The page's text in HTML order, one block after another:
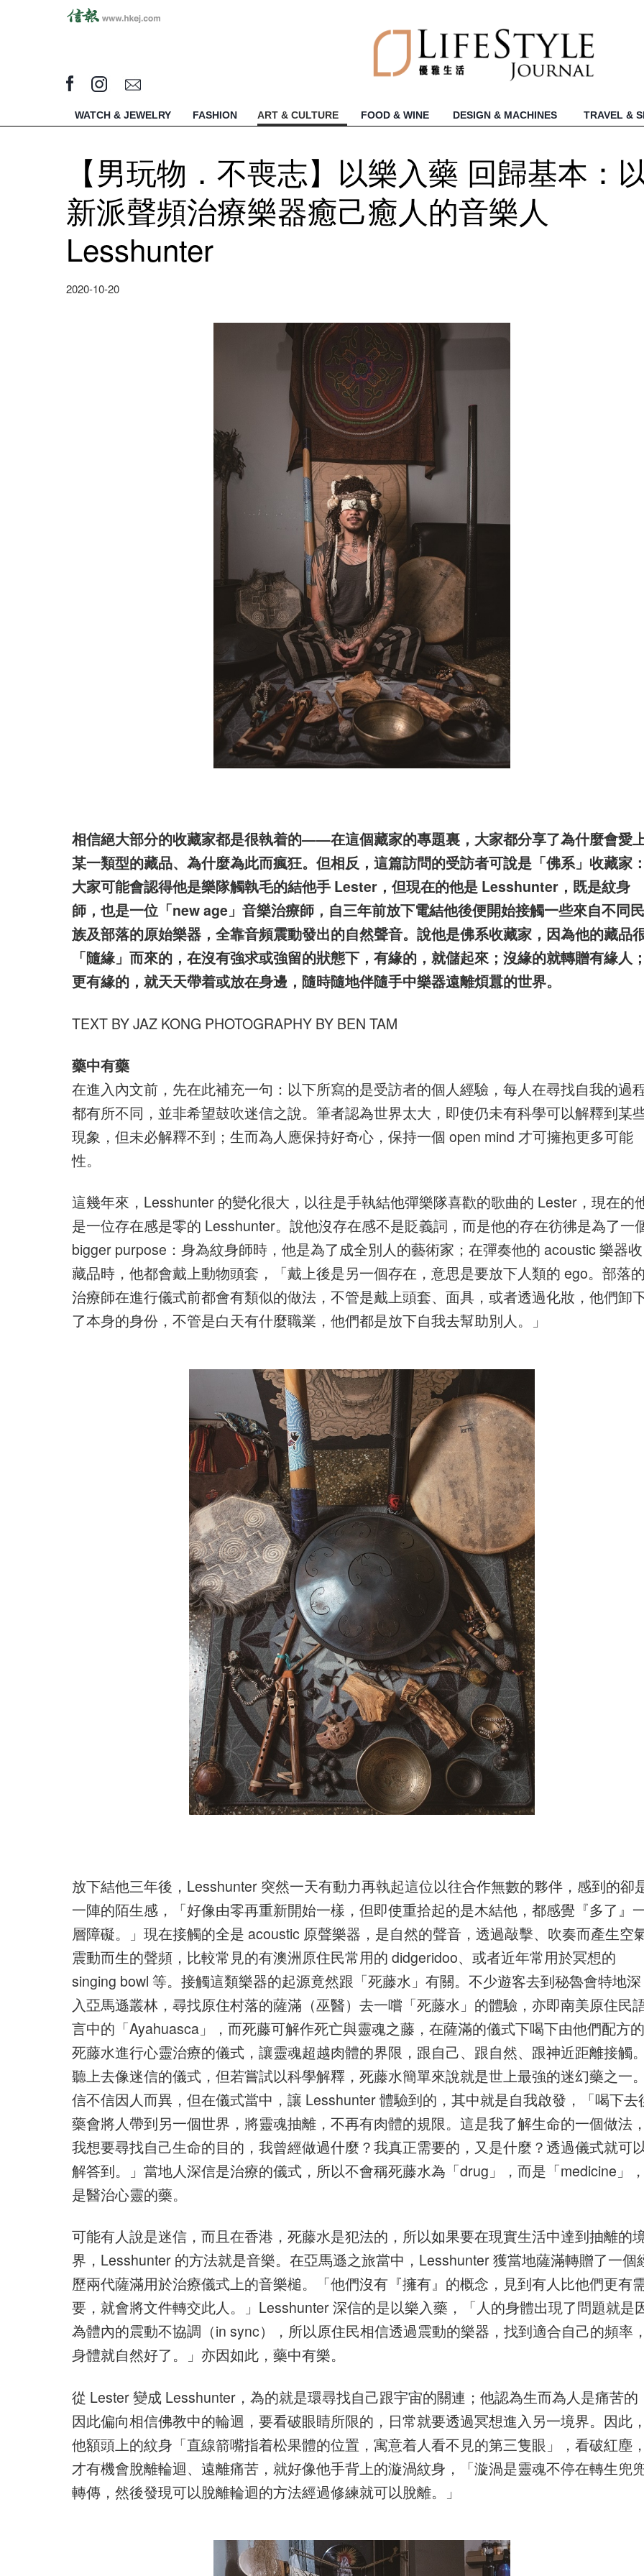
WATCH & JEWELRY FASHION ART & CULTURE FOOD & WINE DESIGN & MACHINES TRAVEL &
【男玩物．不喪志】以樂入藥 回歸基本：
新派聲頻治療樂器癒己癒人的音樂人
Lesshunter
2020-10-20
相信絕大部分的收藏家都是很執着的——在這個藏家的專題裏，大家都分享了為什麼會愛
某一類型的藏品、為什麼為此而瘋狂。但相反，這篇訪問的受訪者可說是「佛系」收藏家
大家可能會認得他是樂隊觸執毛的結他手 Lester，但現在的他是 Lesshunter，既是紋身
師，也是一位「new age」音樂治療師，自三年前放下電結他後便開始接觸一些來自不同民
族及部落的原始樂器，全靠音頻震動發出的自然聲音。說他是佛系收藏家，因為他的藏品
「隨緣」而來的，在沒有強求或強留的狀態下，有緣的，就儲起來；沒緣的就轉贈有緣人
更有緣的，就天天帶着或放在身邊，隨時隨地伴隨手中樂器遠離煩囂的世界。
TEXT BY JAZ KONG PHOTOGRAPHY BY BEN TAM
藥中有藥
在進入內文前，先在此補充一句：以下所寫的是受訪者的個人經驗，每人在尋找自我的過
都有所不同，並非希望鼓吹迷信之說。筆者認為世界太大，即使仍未有科學可以解釋到某
現象，但未必解釋不到；生而為人應保持好奇心，保持一個 open mind 才可擁抱更多可能
性。
這幾年來，Lesshunter 的變化很大，以往是手執結他彈樂隊喜歡的歌曲的 Lester，現在的
是一位存在感是零的 Lesshunter。說他沒存在感不是貶義詞，而是他的存在彷彿是為了一
bigger purpose：身為紋身師時，他是為了成全別人的藝術家；在彈奏他的 acoustic 樂器收
藏品時，他都會戴上動物頭套，「戴上後是另一個存在，意思是要放下人類的 ego。部落
治療師在進行儀式前都會有類似的做法，不管是戴上頭套、面具，或者透過化妝，他們卸
了本身的身份，不管是白天有什麼職業，他們都是放下自我去幫助別人。」
放下結他三年後，Lesshunter 突然一天有動力再執起這位以往合作無數的夥伴，感到的卻
一陣的陌生感，「好像由零再重新開始一樣，但即使重拾起的是木結他，都感覺『多了』
層障礙。」現在接觸的全是 acoustic 原聲樂器，是自然的聲音，透過敲擊、吹奏而產生空
震動而生的聲頻，比較常見的有澳洲原住民常用的 didgeridoo、或者近年常用於冥想的
singing bowl 等。接觸這類樂器的起源竟然跟「死藤水」有關。不少遊客去到秘魯會特地深
入亞馬遜叢林，尋找原住村落的薩滿（巫醫）去一嚐「死藤水」的體驗，亦即南美原住民
言中的「Ayahuasca」，而死藤可解作死亡與靈魂之藤，在薩滿的儀式下喝下由他們配方的
死藤水進行心靈治療的儀式，讓靈魂超越肉體的界限，跟自己、跟自然、跟神近距離接觸
聽上去像迷信的儀式，但若嘗試以科學解釋，死藤水簡單來說就是世上最強的迷幻藥之一
信不信因人而異，但在儀式當中，讓 Lesshunter 體驗到的，其中就是自我啟發，「喝下去
藥會將人帶到另一個世界，將靈魂抽離，不再有肉體的規限。這是我了解生命的一個做法
我想要尋找自己生命的目的，我曾經做過什麼？我真正需要的，又是什麼？透過儀式就可
解答到。」當地人深信是治療的儀式，所以不會稱死藤水為「drug」，而是「medicine」
是醫治心靈的藥。
可能有人說是迷信，而且在香港，死藤水是犯法的，所以如果要在現實生活中達到抽離的
界，Lesshunter 的方法就是音樂。在亞馬遜之旅當中，Lesshunter 獲當地薩滿轉贈了一個
歷兩代薩滿用於治療儀式上的音樂槌。「他們沒有『擁有』的概念，見到有人比他們更有
要，就會將文件轉交此人。」Lesshunter 深信的是以樂入藥，「人的身體出現了問題就是
為體內的震動不協調（in sync），所以原住民相信透過震動的樂器，找到適合自己的頻率
身體就自然好了。」亦因如此，藥中有樂。
從 Lester 變成 Lesshunter，為的就是環尋找自己跟宇宙的關連；他認為生而為人是痛苦的
因此偏向相信佛教中的輪迴，要看破眼睛所限的，日常就要透過冥想進入另一境界。因此
他額頭上的紋身「直線箭嘴指着松果體的位置，寓意着人看不見的第三隻眼」，看破紅塵
才有機會脫離輪迴、遠離痛苦，就好像他手背上的漩渦紋身，「漩渦是靈魂不停在轉生兜
轉傳，然後發現可以脫離輪迴的方法經過修練就可以脫離。」